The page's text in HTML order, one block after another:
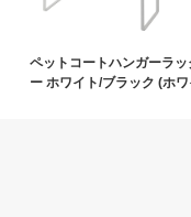
ペットコートハンガーラッ
ー ホワイト/ブラック (ホ